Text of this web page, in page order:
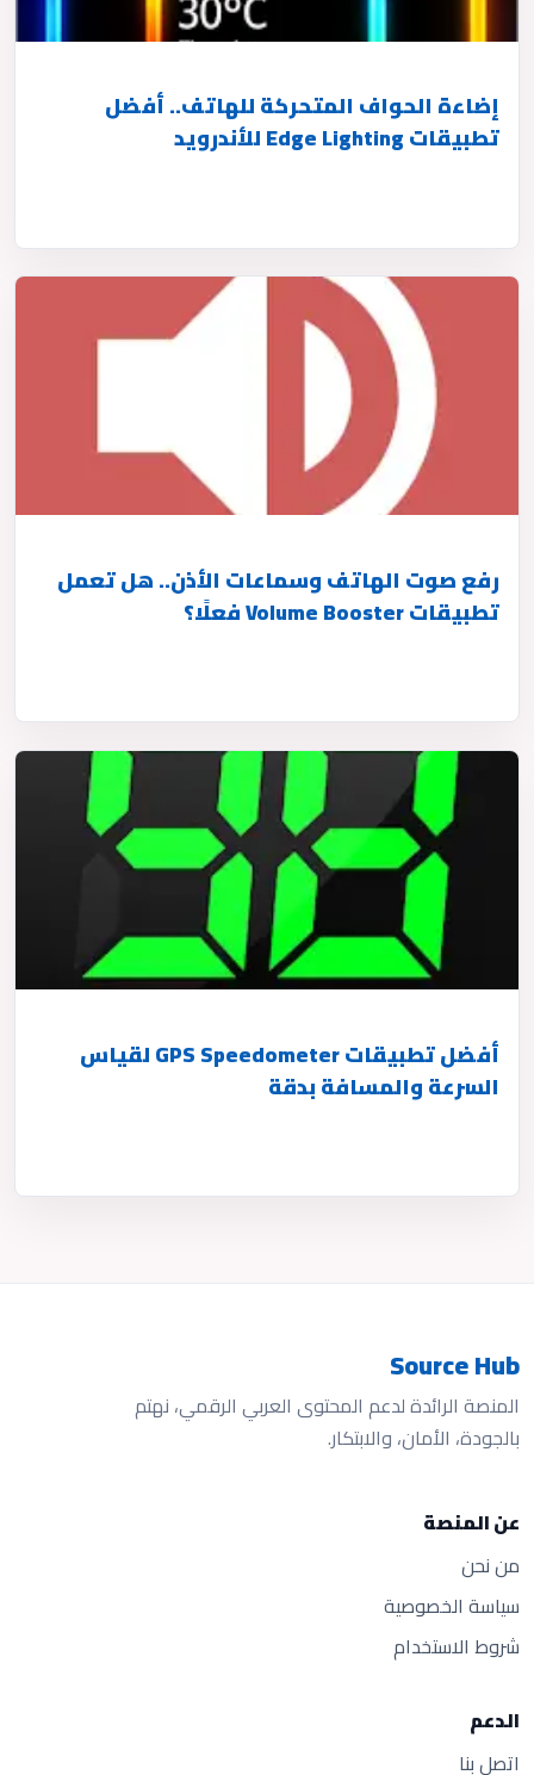
إضاءة الحواف المتحركة للهاتف.. أفضل
تطبيقات Edge Lighting للأندرويد
رفع صوت الهاتف وسماعات الأذن.. هل تعمل
تطبيقات Volume Booster فعلًا؟
أفضل تطبيقات GPS Speedometer لقياس
السرعة والمسافة بدقة
Source Hub
المنصة الرائدة لدعم المحتوى العربي الرقمي، نهتم
بالجودة، الأمان، والابتكار.
عن المنصة
من نحن
سياسة الخصوصية
شروط الاستخدام
الدعم
اتصل بنا